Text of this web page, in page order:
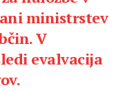
ministrstev
V
evalvacija